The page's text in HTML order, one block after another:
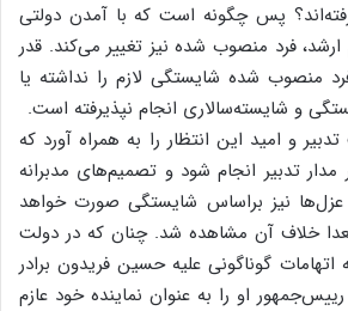
پس چگونه است که با آمدن دولتی
ارشد، فرد منصوب شده نیز تغییر می‌کند. قدر
منصوب شده شایستگی لازم را نداشته ‌یا
و شایسته‌سالاری انجام نپذیرفته است.
و امید این انتظار را به همراه آورد که
تدبیر انجام شود و تصمیم‌های مدبرانه
عزل‌ها نیز براساس شایستگی صورت خواهد
خلاف آن مشاهده شد. چنان که در دولت
اتهامات گوناگونی علیه حسین فریدون برادر
او را به عنوان نماینده خود عازم